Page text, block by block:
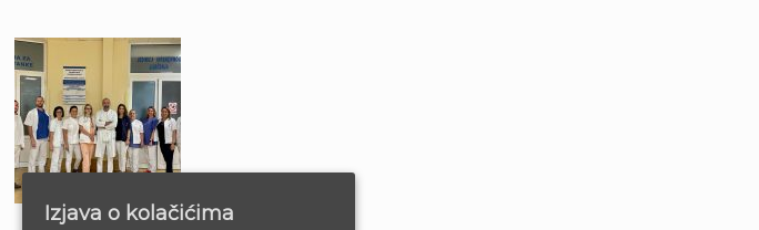
Izjava o kolačićima